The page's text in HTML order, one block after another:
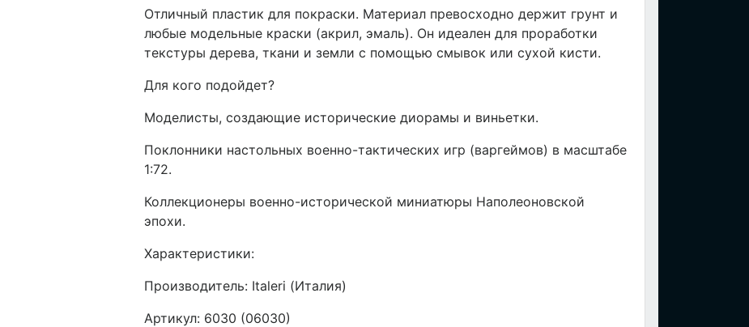
Отличный пластик для покраски. Материал превосходно держит грунт и
любые модельные краски (акрил, эмаль). Он идеален для проработки
текстуры дерева, ткани и земли с помощью смывок или сухой кисти.
Для кого подойдет?
Моделисты, создающие исторические диорамы и виньетки.
Поклонники настольных военно-тактических игр (варгеймов) в масштабе
1:72.
Коллекционеры военно-исторической миниатюры Наполеоновской
эпохи.
Характеристики:
Производитель: Italeri (Италия)
Артикул: 6030 (06030)